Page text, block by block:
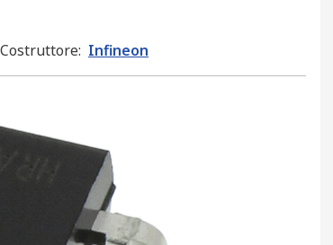
Costruttore: Infineon